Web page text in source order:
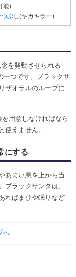
能)
ぶし(ギガキラー)
を発動させられる
一つです。ブラックサ
ザオラルのループに
用意しなければなら
使えません。
にする
あまい息を上から当
ラックサンタは、
ればまひや眠りなど
へ